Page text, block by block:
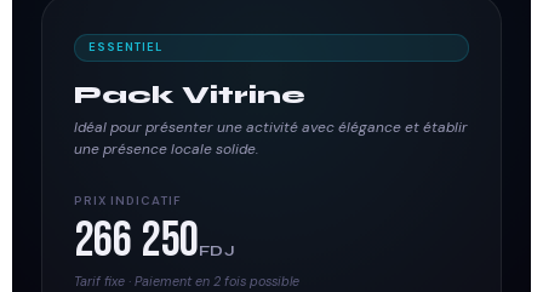
ESSENTIEL
Pack Vitrine
Idéal pour présenter une activité avec élégance et établir
une présence locale solide.
PRIX INDICATIF
266 250FDJ
Tarif fixe · Paiement en 2 fois possible